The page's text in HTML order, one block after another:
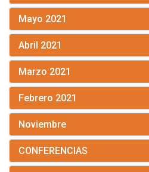
Mayo 2021
Abril 2021
Marzo 2021
Febrero 2021
Noviembre
CONFERENCIAS